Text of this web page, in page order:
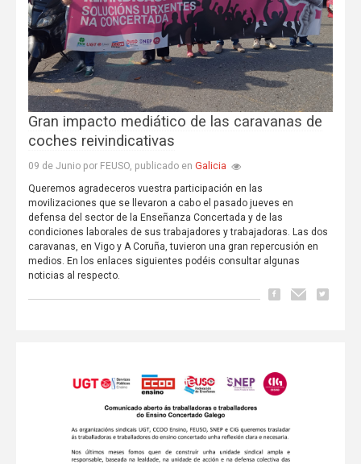
Gran impacto mediático de las caravanas de
coches reivindicativas
09 de Junio por FEUSO, publicado en Galicia
Queremos agradeceros vuestra participación en las
movilizaciones que se llevaron a cabo el pasado jueves en
defensa del sector de la Enseñanza Concertada y de las
condiciones laborales de sus trabajadores y trabajadoras. Las dos
caravanas, en Vigo y A Coruña, tuvieron una gran repercusión en
medios. En los enlaces siguientes podéis consultar algunas
noticias al respecto.